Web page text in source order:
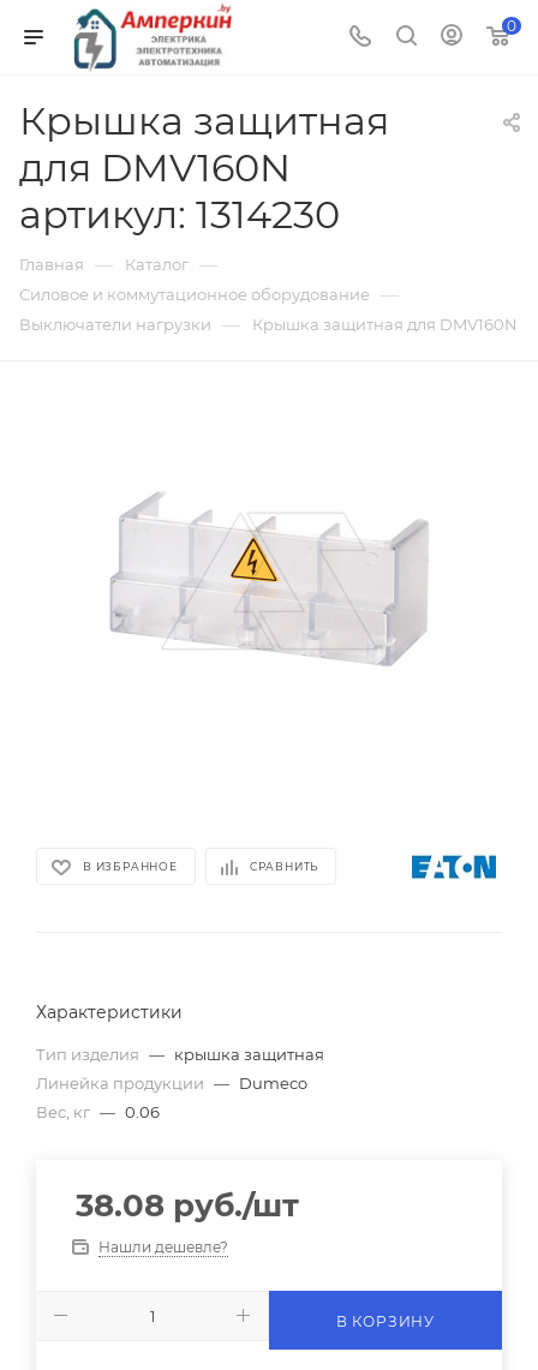
0
Крышка защитная
для DMV160N
артикул: 1314230
Главная — Каталог —
Силовое и коммутационное оборудование —
Выключатели нагрузки — Крышка защитная для DMV160N
В ИЗБРАННОЕ СРАВНИТЬ
Характеристики
Тип изделия — крышка защитная
Линейка продукции — Dumeco
Вес, кг — 0.06
38.08 руб./шт
Нашли дешевле?
В КОРЗИНУ